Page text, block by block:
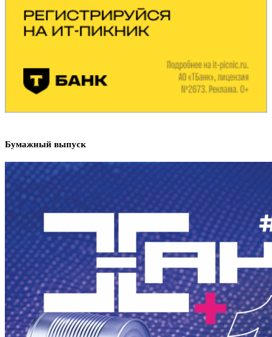
Бумажный выпуск